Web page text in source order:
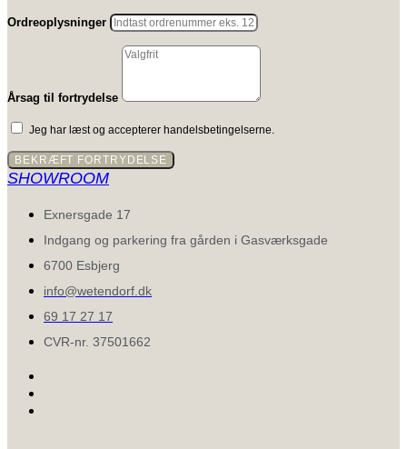
Ordreoplysninger
Årsag til fortrydelse
Jeg har læst og accepterer handelsbetingelserne.
BEKRÆFT FORTRYDELSE
SHOWROOM
Exnersgade 17
Indgang og parkering fra gården i Gasværksgade
6700 Esbjerg
info@wetendorf.dk
69 17 27 17
CVR-nr. 37501662